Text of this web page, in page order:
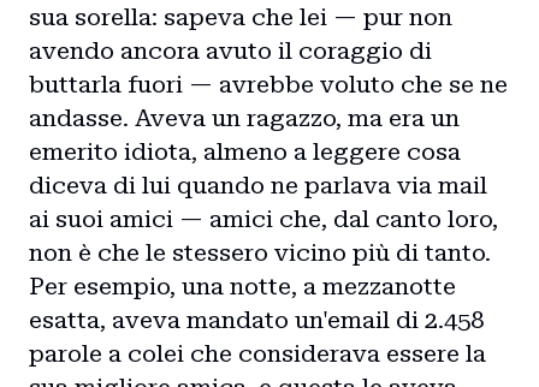
sua sorella: sapeva che lei — pur non
avendo ancora avuto il coraggio di
buttarla fuori — avrebbe voluto che se ne
andasse. Aveva un ragazzo, ma era un
emerito idiota, almeno a leggere cosa
diceva di lui quando ne parlava via mail
ai suoi amici — amici che, dal canto loro,
non è che le stessero vicino più di tanto.
Per esempio, una notte, a mezzanotte
esatta, aveva mandato un'email di 2.458
parole a colei che considerava essere la